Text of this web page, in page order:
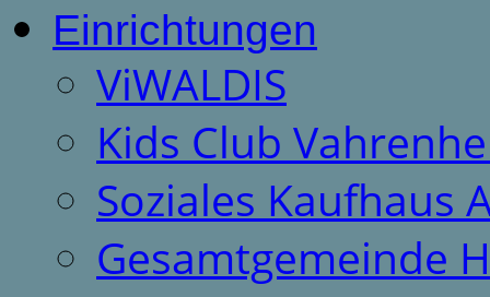
Einrichtungen
ViWALDIS
Kids Club
Soziales Kaufhaus
Gesamtgemeinde